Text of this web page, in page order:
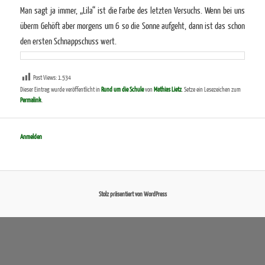
Man sagt ja immer, „Lila“ ist die Farbe des letzten Versuchs. Wenn bei uns
überm Gehöft aber morgens um 6 so die Sonne aufgeht, dann ist das schon
den ersten Schnappschuss wert.
Post Views:1.534
Dieser Eintrag wurde veröffentlicht inRund um die SchulevonMathias Lietz. Setze ein Lesezeichen zum
Permalink
Anmelden
Stolz präsentiert von WordPress